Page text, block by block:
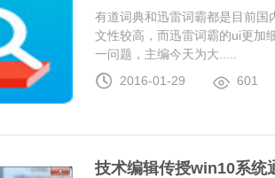
有道词典和迅雷词霸都是目前
文性较高，而迅雷词霸的ui更加
一问题，主编今天为大.....
2016-01-29
601
技术编辑传授win10系统